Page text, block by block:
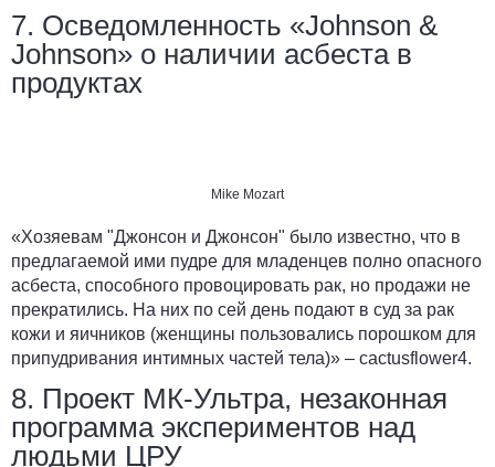
7. Осведомленность «Johnson &
Johnson» о наличии асбеста в
продуктах
Mike Mozart
«Хозяевам "Джонсон и Джонсон" было известно, что в
предлагаемой ими пудре для младенцев полно опасного
асбеста, способного провоцировать рак, но продажи не
прекратились. На них по сей день подают в суд за рак
кожи и яичников (женщины пользовались порошком для
припудривания интимных частей тела)» – cactusflower4.
8. Проект МК-Ультра, незаконная
программа экспериментов над
людьми ЦРУ